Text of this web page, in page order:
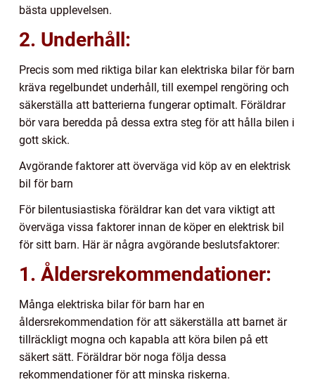
bästa upplevelsen.
2. Underhåll:
Precis som med riktiga bilar kan elektriska bilar för barn
kräva regelbundet underhåll, till exempel rengöring och
säkerställa att batterierna fungerar optimalt. Föräldrar
bör vara beredda på dessa extra steg för att hålla bilen i
gott skick.
Avgörande faktorer att överväga vid köp av en elektrisk
bil för barn
För bilentusiastiska föräldrar kan det vara viktigt att
överväga vissa faktorer innan de köper en elektrisk bil
för sitt barn. Här är några avgörande beslutsfaktorer:
1. Åldersrekommendationer:
Många elektriska bilar för barn har en
åldersrekommendation för att säkerställa att barnet är
tillräckligt mogna och kapabla att köra bilen på ett
säkert sätt. Föräldrar bör noga följa dessa
rekommendationer för att minska riskerna.